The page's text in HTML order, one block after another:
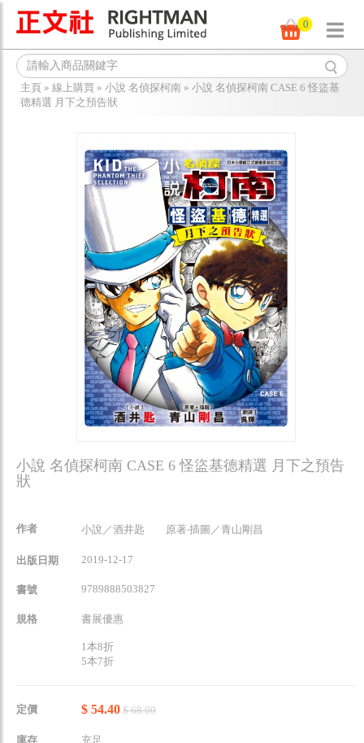
0
主頁 » 線上購買 » 小說 名偵探柯南 » 小說 名偵探柯南 CASE 6 怪盜基
德精選 月下之預告狀
小說 名偵探柯南 CASE 6 怪盜基德精選 月下之預告
狀
作者 小說／酒井匙 原著‧插圖／青山剛昌
出版日期 2019-12-17
書號 9789888503827
規格 書展優惠
1本8折
5本7折
定價 $ 54.40 $ 68.00
庫存 充足